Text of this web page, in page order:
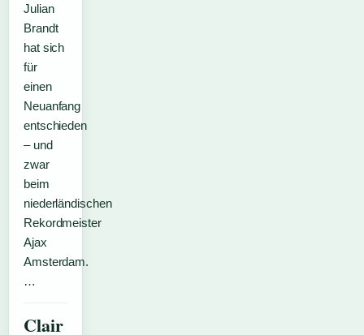
Julian
Brandt
hat sich
für
einen
Neuanfang
entschieden
– und
zwar
beim
niederländischen
Rekordmeister
Ajax
Amsterdam.
…
Clair